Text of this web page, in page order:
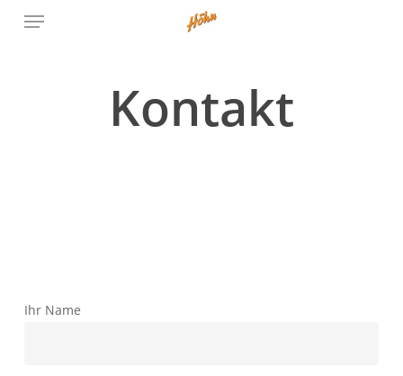
Menu
Kontakt
Ihr Name